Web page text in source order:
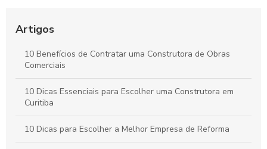
Transforme sua Visão: Segredos do Gerenciamento de Obras
Reforço Estrutural: Transforme a Segurança da Sua
Construção com Inovação
Artigos
10 Benefícios de Contratar uma Construtora de Obras
Comerciais
10 Dicas Essenciais para Escolher uma Construtora em
Curitiba
10 Dicas para Escolher a Melhor Empresa de Reforma